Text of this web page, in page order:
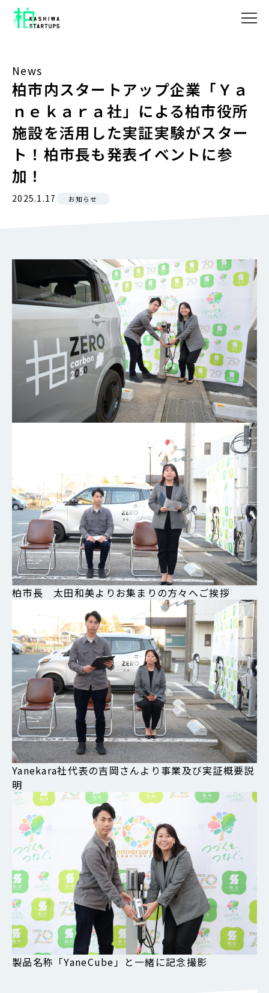
News
柏市内スタートアップ企業「Ｙａ
ｎｅｋａｒａ社」による柏市役所
施設を活用した実証実験がスター
ト！柏市長も発表イベントに参
加！
2025.1.17 お知らせ
柏市長 太田和美よりお集まりの方々へご挨拶
Yanekara社代表の吉岡さんより事業及び実証概要説
明
製品名称「YaneCube」と一緒に記念撮影